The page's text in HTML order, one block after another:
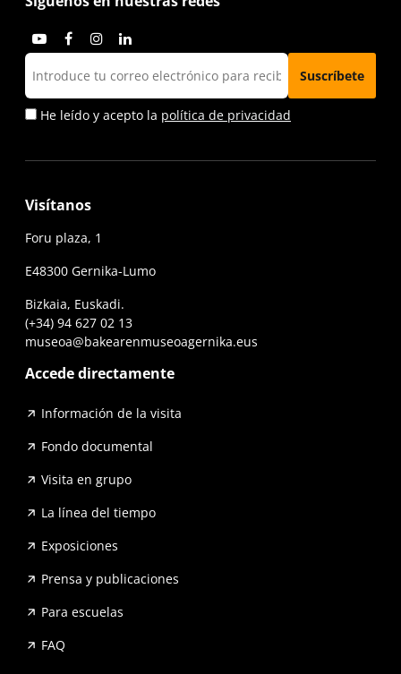
He leído y acepto la política de privacidad
Visítanos
Foru plaza, 1
E48300 Gernika-Lumo
Bizkaia, Euskadi.
(+34) 94 627 02 13
museoa@bakearenmuseoagernika.eus
Accede directamente
Información de la visita
Fondo documental
Visita en grupo
La línea del tiempo
Exposiciones
Prensa y publicaciones
Para escuelas
FAQ